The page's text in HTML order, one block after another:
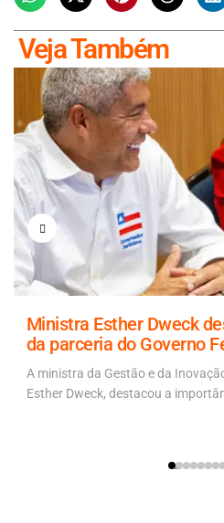
Veja Também
Ministra Esther Dweck
da parceria do Governo
A ministra da Gestão e da
Esther Dweck, destacou a